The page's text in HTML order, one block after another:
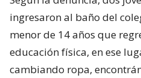
ingresaron al baño del
menor de 14 años que
educación física, en ese
cambiando ropa,